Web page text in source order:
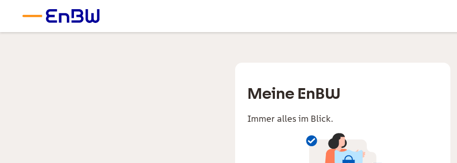
Meine EnBW
Immer alles im Blick.